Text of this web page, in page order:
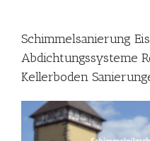
Schimmelsanierung
Abdichtungssysteme
Kellerboden